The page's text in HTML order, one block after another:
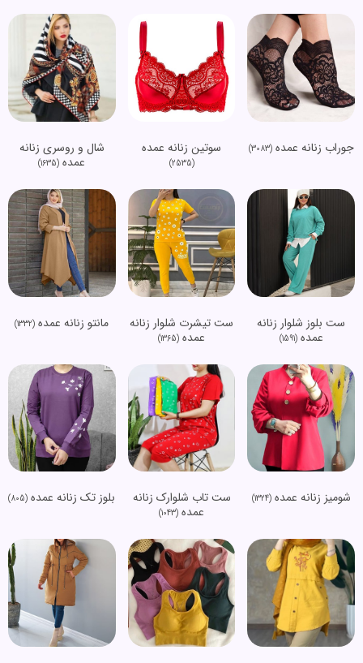
جوراب زنانه عمده(3083) سوتین زنانه عمده
(2535)
شال و روسری زنانه
عمده (1635)
ست بلوز شلوار زنانه
عمده(1591)
ست تیشرت شلوار زنانه
عمده (1365)
مانتو زنانه عمده (1332)
شومیز زنانه عمده(1324)
ست تاب شلوارک زنانه
عمده (1043)
بلوز تک زنانه عمده (805)